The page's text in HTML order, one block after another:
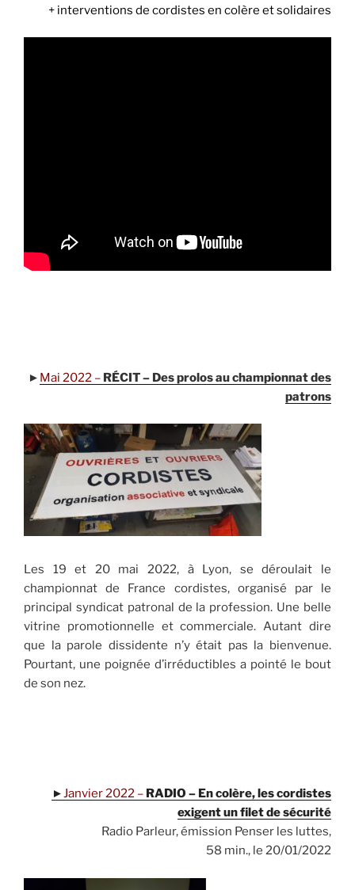
+ interventions de cordistes en colère et solidaires
► Mai 2022 – RÉCIT – Des prolos au championnat des
patrons
Les 19 et 20 mai 2022, à Lyon, se déroulait le
championnat de France cordistes, organisé par le
principal syndicat patronal de la profession. Une belle
vitrine promotionnelle et commerciale. Autant dire
que la parole dissidente n’y était pas la bienvenue.
Pourtant, une poignée d’irréductibles a pointé le bout
de son nez.
►Janvier 2022 – RADIO – En colère, les cordistes
exigent un filet de sécurité
Radio Parleur, émission Penser les luttes,
58 min., le 20/01/2022